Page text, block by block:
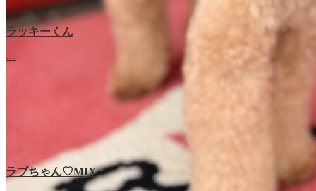
ラブちゃん♡プードル
ラッキーくん
ラブちゃん♡MIX